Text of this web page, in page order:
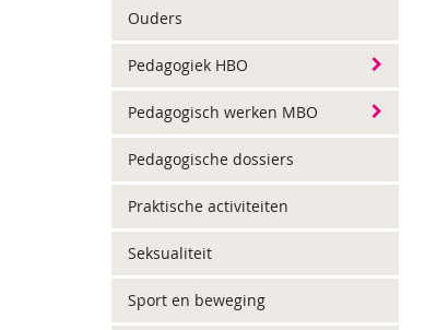
Ouders
Pedagogiek HBO
Pedagogisch werken MBO
Pedagogische dossiers
Praktische activiteiten
Seksualiteit
Sport en beweging